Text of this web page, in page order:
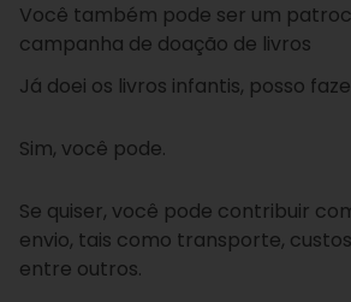
Você também pode ser um
campanha de doação de livros
Já doei os livros infantis, posso
Sim, você pode.
Se quiser, você pode contribuir
envio, tais como transporte,
entre outros.